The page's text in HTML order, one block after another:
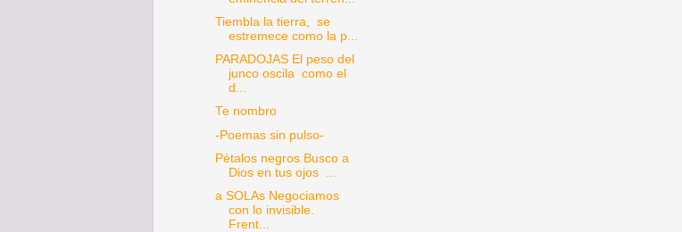
Tiembla la tierra, se
estremece como la p...
PARADOJAS El peso del
junco oscila como el
d...
Te nombro
-Poemas sin pulso-
Pétalos negros Busco a
Dios en tus ojos ...
a SOLAs Negociamos
con lo invisible.
Frent...